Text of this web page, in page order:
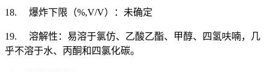
18. 爆炸下限（%,V/V）：未确定
19. 溶解性：易溶于氯仿、乙酸乙酯、甲醇、四氢呋喃，几
乎不溶于水、丙酮和四氯化碳。